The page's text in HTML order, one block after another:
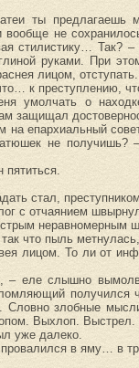
ты предлагаешь
не
стилистику…
руками. При
лицом, отступать.
к преступлению,
умолчать о
защищал
епархиальный
не
пятиться.
стал,
с отчаянием
неравномерным
что пыль
лицом. То ли от
– еле слышно
получился
злобные
Выхлоп.
уже далеко.
в яму… в